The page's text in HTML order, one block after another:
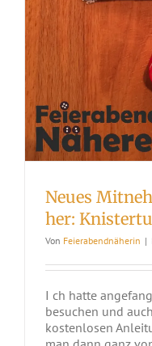
Neues
her:
Von Feierabendnäherin |
I ch hatte
besuchen und
kostenlosen